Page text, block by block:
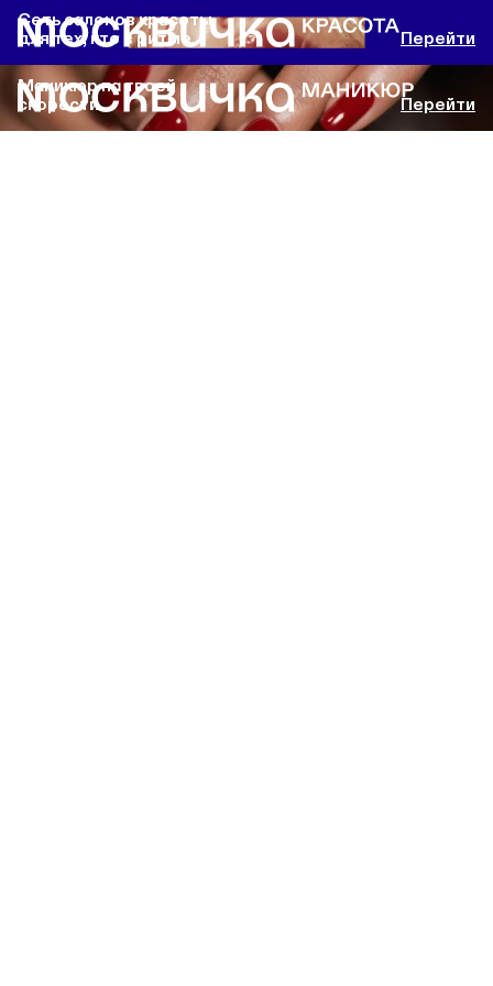
Сеть салонов красоты
для тех, кто в ритме
Перейти
Маникюр на твоей
скорости
Перейти